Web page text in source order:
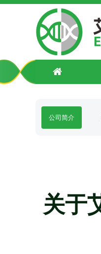
艾迪基因（
公司简介
关于